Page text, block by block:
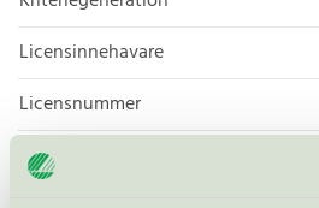
Licensinnehavare
Licensnummer
Varumärke